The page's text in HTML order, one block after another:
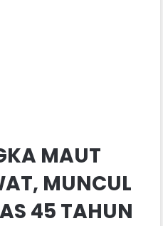
MAUT
MUNCUL
45 TAHUN